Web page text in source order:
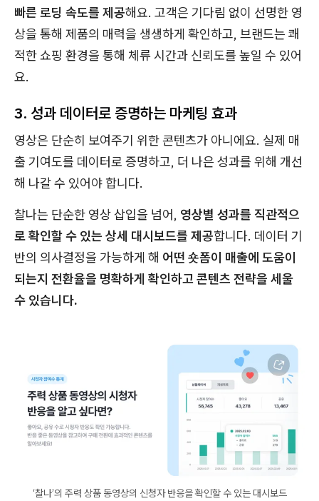
빠른 로딩 속도를 제공해요. 고객은 기다림 없이 선명한 영
상을 통해 제품의 매력을 생생하게 확인하고, 브랜드는 쾌
적한 쇼핑 환경을 통해 체류 시간과 신뢰도를 높일 수 있어
요.
3. 성과 데이터로 증명하는 마케팅 효과
영상은 단순히 보여주기 위한 콘텐츠가 아니에요. 실제 매
출 기여도를 데이터로 증명하고, 더 나은 성과를 위해 개선
해 나갈 수 있어야 합니다.
찰나는 단순한 영상 삽입을 넘어, 영상별 성과를 직관적으
로 확인할 수 있는 상세 대시보드를 제공합니다. 데이터 기
반의 의사결정을 가능하게 해 어떤 숏폼이 매출에 도움이
되는지 전환율을 명확하게 확인하고 콘텐츠 전략을 세울
수 있습니다.
‘찰나’의 주력 상품 동영상의 신청자 반응을 확인할 수 있는 대시보드